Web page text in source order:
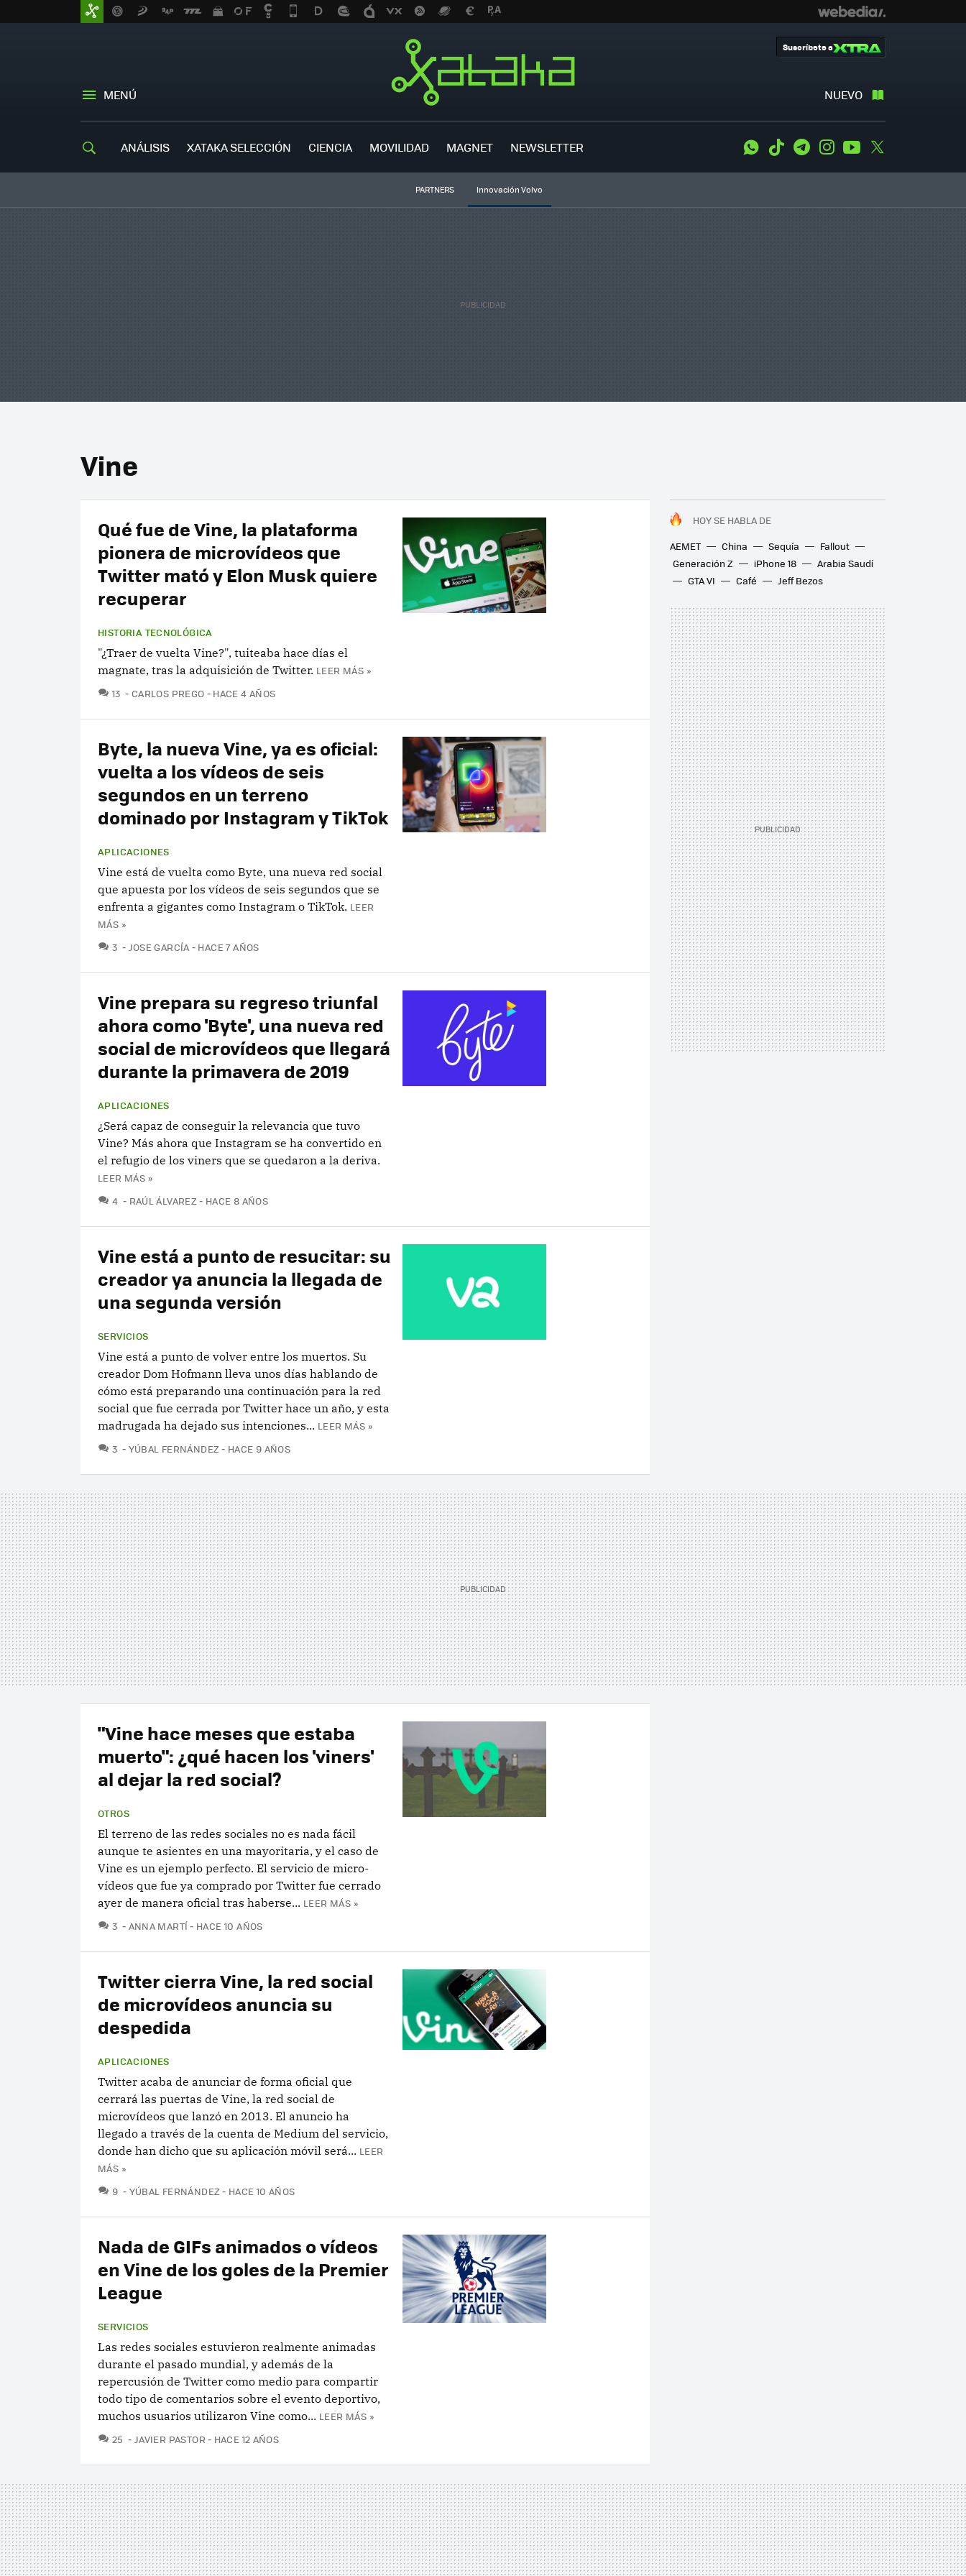
MENÚ NUEVO
Suscríbete a
ANÁLISIS XATAKA SELECCIÓN CIENCIA MOVILIDAD MAGNET NEWSLETTER WhatsApp
Tiktok TelegramInstagramYoutube
PARTNERS Innovación Volvo
Vine
HOY SE HABLA DE
AEMET
China Sequía
Fallout
Generación Z
iPhone 18
Arabia Saudí
GTA VI
Café Jeff Bezos
Qué fue de Vine, la plataforma
pionera de microvídeos que
Twitter mató y Elon Musk quiere
recuperar
HISTORIA TECNOLÓGICA
"¿Traer de vuelta Vine?", tuiteaba hace días el
magnate, tras la adquisición de Twitter. LEER MÁS »
13 COMENTARIOS
CARLOS PREGO HACE 4 AÑOS
Byte, la nueva Vine, ya es oficial:
vuelta a los vídeos de seis
segundos en un terreno
dominado por Instagram y TikTok
APLICACIONES
Vine está de vuelta como Byte, una nueva red social
que apuesta por los vídeos de seis segundos que se
enfrenta a gigantes como Instagram o TikTok. LEER
MÁS »
3 COMENTARIOS
JOSE GARCÍA HACE 7 AÑOS
Vine prepara su regreso triunfal
ahora como 'Byte', una nueva red
social de microvídeos que llegará
durante la primavera de 2019
APLICACIONES
¿Será capaz de conseguir la relevancia que tuvo
Vine? Más ahora que Instagram se ha convertido en
el refugio de los viners que se quedaron a la deriva.
LEER MÁS »
4 COMENTARIOS
RAÚL ÁLVAREZ HACE 8 AÑOS
Vine está a punto de resucitar: su
creador ya anuncia la llegada de
una segunda versión
SERVICIOS
Vine está a punto de volver entre los muertos. Su
creador Dom Hofmann lleva unos días hablando de
cómo está preparando una continuación para la red
social que fue cerrada por Twitter hace un año, y esta
madrugada ha dejado sus intenciones... LEER MÁS »
3 COMENTARIOS
YÚBAL FERNÁNDEZ HACE 9 AÑOS
"Vine hace meses que estaba
muerto": ¿qué hacen los 'viners'
al dejar la red social?
OTROS
El terreno de las redes sociales no es nada fácil
aunque te asientes en una mayoritaria, y el caso de
Vine es un ejemplo perfecto. El servicio de micro-
vídeos que fue ya comprado por Twitter fue cerrado
ayer de manera oficial tras haberse... LEER MÁS »
3 COMENTARIOS
ANNA MARTÍ HACE 10 AÑOS
Twitter cierra Vine, la red social
de microvídeos anuncia su
despedida
APLICACIONES
Twitter acaba de anunciar de forma oficial que
cerrará las puertas de Vine, la red social de
microvídeos que lanzó en 2013. El anuncio ha
llegado a través de la cuenta de Medium del servicio,
donde han dicho que su aplicación móvil será... LEER
MÁS »
9 COMENTARIOS
YÚBAL FERNÁNDEZ HACE 10 AÑOS
Nada de GIFs animados o vídeos
en Vine de los goles de la Premier
League
SERVICIOS
Las redes sociales estuvieron realmente animadas
durante el pasado mundial, y además de la
repercusión de Twitter como medio para compartir
todo tipo de comentarios sobre el evento deportivo,
muchos usuarios utilizaron Vine como... LEER MÁS »
25 COMENTARIOS
JAVIER PASTOR HACE 12 AÑOS